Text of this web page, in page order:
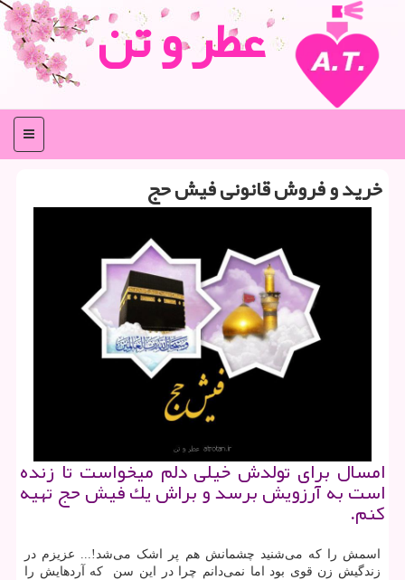
عطر و تن
منو
خرید و فروش قانونی فیش حج
امسال برای تولدش خیلی دلم میخواست تا زنده
است به آرزویش برسد و براش یك فیش حج تهیه
كنم.
اسمش را که می‌شنید چشمانش هم پر اشک می‌شد!... عزیزم در
زندگیش زن قوی بود اما نمی‌دانم چرا در این سن که آردهایش را